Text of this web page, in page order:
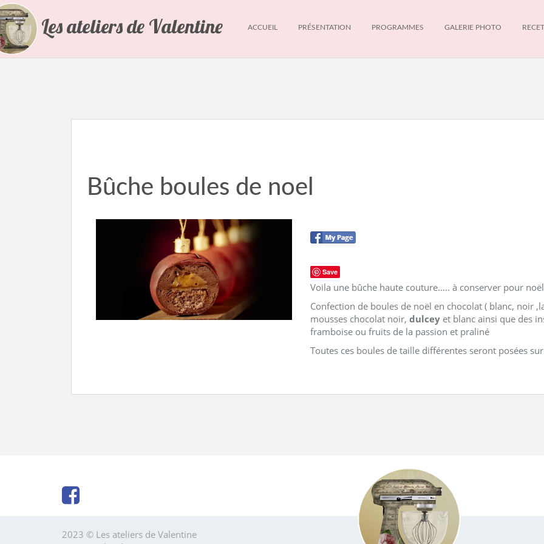
Les ateliers de Valentine ACCUEIL PRÉSENTATION PROGRAMMES GALERIE PHOTO
Bûche boules de noel
Save
Voila une bûche haute couture….. à conserver pour
Confection de boules de noël en chocolat ( blanc, noir
mousses chocolat noir, dulceyet blanc ainsi que des
framboise ou fruits de la passion et praliné
Toutes ces boules de taille différentes seront posées
2023 © Les ateliers de Valentine